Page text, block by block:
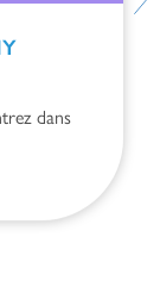
dans